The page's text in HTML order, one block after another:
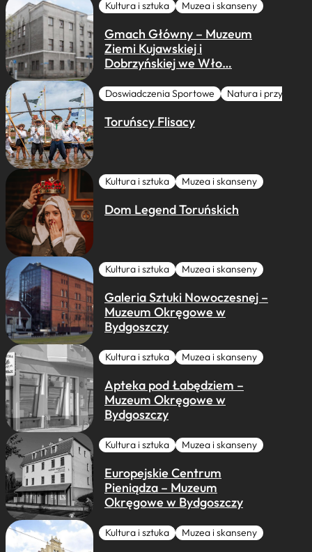
Kultura i sztuka Muzea i skanseny
Gmach Główny – Muzeum
Ziemi Kujawskiej i
Dobrzyńskiej we Wło…
Doswiadczenia Sportowe Natura i przygoda
Toruńscy Flisacy
Kultura i sztuka Muzea i skanseny
Dom Legend Toruńskich
Kultura i sztuka Muzea i skanseny
Galeria Sztuki Nowoczesnej –
Muzeum Okręgowe w
Bydgoszczy
Kultura i sztuka Muzea i skanseny
Apteka pod Łabędziem –
Muzeum Okręgowe w
Bydgoszczy
Kultura i sztuka Muzea i skanseny
Europejskie Centrum
Pieniądza – Muzeum
Okręgowe w Bydgoszczy
Kultura i sztuka Muzea i skanseny